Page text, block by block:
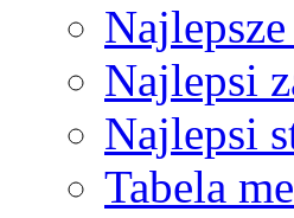
Najlepsi
Najlepsi
Tabela